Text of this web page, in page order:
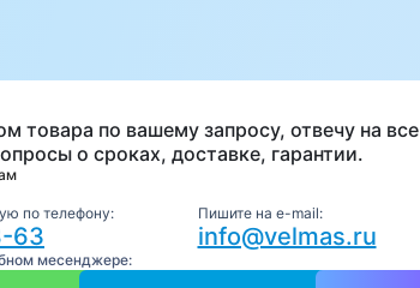
товара по вашему запросу, отвечу на все
о сроках, доставке, гарантии.
по телефону:
63
Пишите на e-mail:
info@velmas.ru
месенджере: